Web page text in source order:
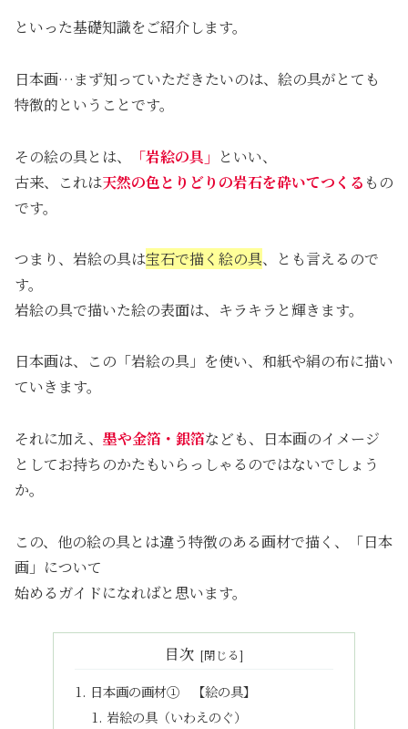
といった基礎知識をご紹介します。
日本画…まず知っていただきたいのは、絵の具がとても
特徴的ということです。
その絵の具とは、 「岩絵の具」 といい、
古来、これは天然の色とりどりの岩石を砕いてつくる もの
です。
つまり、岩絵の具は宝石で描く絵の具、とも言えるので
す。
岩絵の具で描いた絵の表面は、キラキラと輝きます。
日本画は、この「岩絵の具」を使い、和紙や絹の布に描い
ていきます。
それに加え、 墨や金箔・銀箔なども、日本画のイメージ
としてお持ちのかたもいらっしゃるのではないでしょう
か。
この、他の絵の具とは違う特徴のある画材で描く、「日本
画」について
始めるガイドになればと思います。
目次
日本画の画材① 【絵の具】
岩絵の具（いわえのぐ）